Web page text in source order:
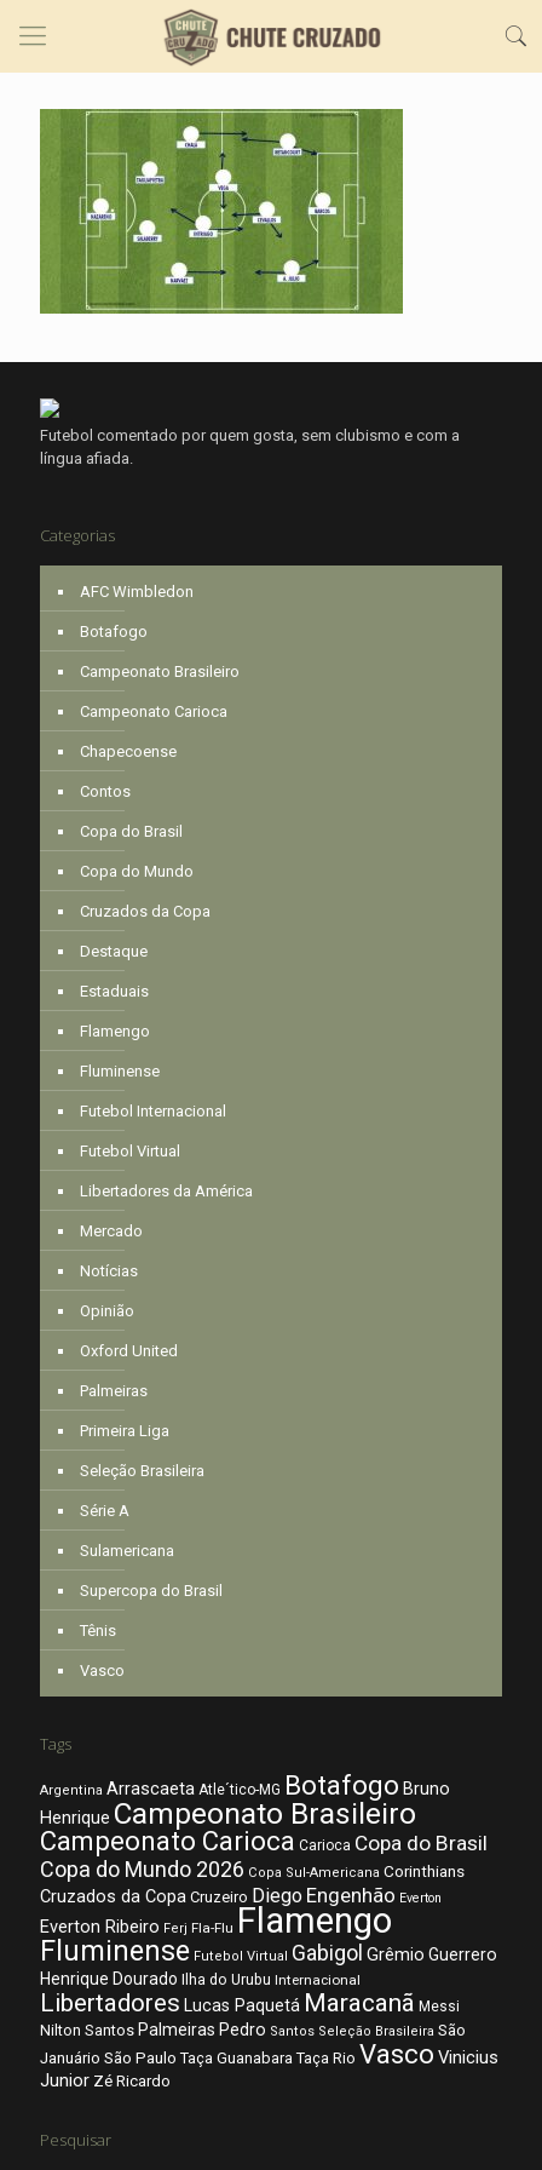
Futebol comentado por quem gosta, sem clubismo e com a
língua afiada.
Categorias
AFC Wimbledon
Botafogo
Campeonato Brasileiro
Campeonato Carioca
Chapecoense
Contos
Copa do Brasil
Copa do Mundo
Cruzados da Copa
Destaque
Estaduais
Flamengo
Fluminense
Futebol Internacional
Futebol Virtual
Libertadores da América
Mercado
Notícias
Opinião
Oxford United
Palmeiras
Primeira Liga
Seleção Brasileira
Série A
Sulamericana
Supercopa do Brasil
Tênis
Vasco
Tags
Argentina Arrascaeta Atle´tico-MG Botafogo Bruno
Henrique Campeonato Brasileiro
Campeonato Carioca Carioca Copa do Brasil
Copa do Mundo 2026 Copa Sul-Americana Corinthians
Cruzados da Copa Cruzeiro Diego Engenhão Everton
Everton Ribeiro Ferj Fla-Flu Flamengo
Fluminense Futebol Virtual Gabigol Grêmio Guerrero
Henrique Dourado Ilha do Urubu Internacional
Libertadores Lucas Paquetá Maracanã Messi
Nilton Santos Palmeiras Pedro Santos Seleção Brasileira São
Januário São Paulo Taça Guanabara Taça Rio Vasco Vinicius
Junior Zé Ricardo
Pesquisar